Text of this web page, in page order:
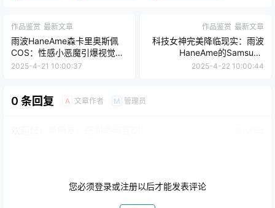
作品鉴赏 最新文章
雨波HaneAme森卡里奥斯佩
COS：性感小恶魔引爆视觉盛
宴
2025-4-21 10:00:37
作品鉴赏 最新文章
科技女神完美降临现实：雨波
HaneAme的Samsung
SamCOS
2025-4-22 10:00:44
0 条回复 A 文章作者 M 管理员
您必须登录或注册以后才能发表评论